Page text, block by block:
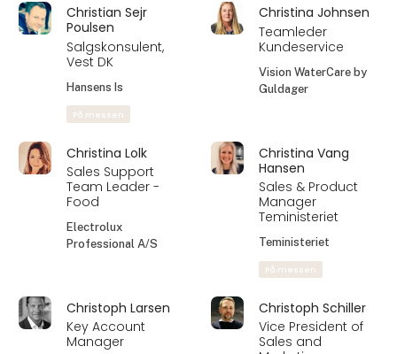
Christian Sejr
Poulsen
Salgskonsulent,
Vest DK
Hansens Is
På messen
Christina Johnsen
Teamleder
Kundeservice
Vision WaterCare by
Guldager
Christina Lolk
Sales Support
Team Leader -
Food
Electrolux
Professional A/S
Christina Vang
Hansen
Sales & Product
Manager
Teministeriet
Teministeriet
På messen
Christoph Larsen
Key Account
Manager
Christoph Schiller
Vice President of
Sales and